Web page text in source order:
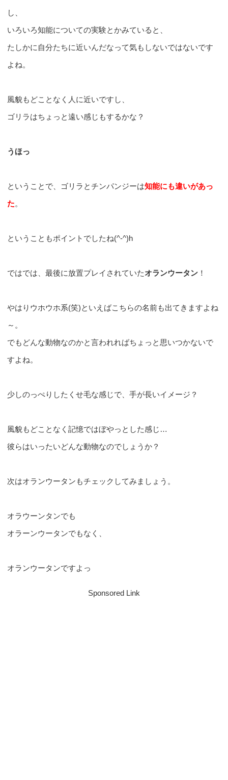
し、
いろいろ知能についての実験とかみていると、
たしかに自分たちに近いんだなって気もしないではないです
よね。
風貌もどことなく人に近いですし、
ゴリラはちょっと遠い感じもするかな？
うほっ
ということで、ゴリラとチンパンジーは知能にも違いがあっ
た。
ということもポイントでしたね(^-^)h
ではでは、最後に放置プレイされていたオランウータン ！
やはりウホウホ系(笑)といえばこちらの名前も出てきますよね
～。
でもどんな動物なのかと言われればちょっと思いつかないで
すよね。
少しのっぺりしたくせ毛な感じで、手が長いイメージ？
風貌もどことなく記憶ではぼやっとした感じ…
彼らはいったいどんな動物なのでしょうか？
次はオランウータンもチェックしてみましょう。
オラウーンタンでも
オラーンウータンでもなく、
オランウータンですよっ
Sponsored Link